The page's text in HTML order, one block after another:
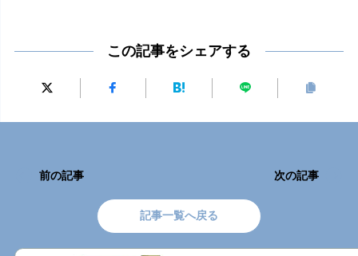
この記事をシェアする
前の記事
記事一覧へ戻る
次の記事